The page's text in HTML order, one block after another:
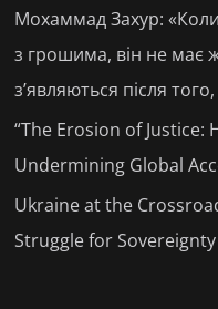
Мохаммад Захур:
з грошима, він не має
з’являються після
“The Erosion of Justice:
Undermining Global
Ukraine at the
Struggle for Sovereignty